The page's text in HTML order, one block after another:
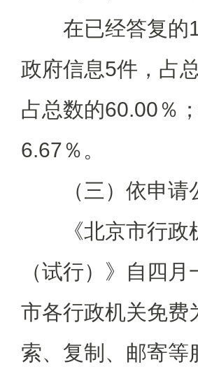
在已经答复的15
政府信息5件，占
占总数的60.00％
6.67％。
（三）依申请
《北京市行政机
（试行）》自四
市各行政机关免费
索、复制、邮寄等